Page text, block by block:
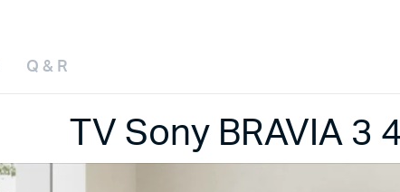
Q & R
TV Sony BRAVIA 3